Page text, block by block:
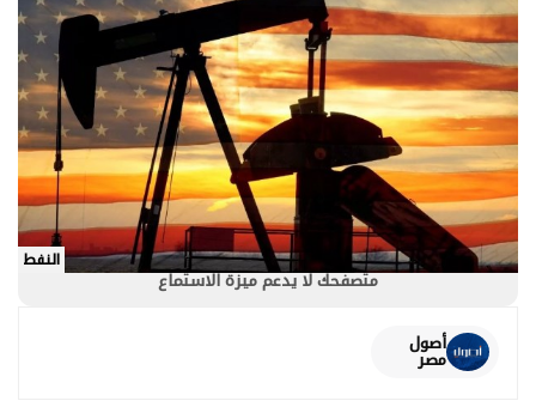
النفط
متصفحك لا يدعم ميزة الاستماع
أصول
مصر